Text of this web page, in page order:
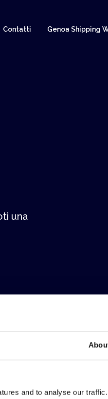
and to analyse our
Contatti Genoa Shipping
una